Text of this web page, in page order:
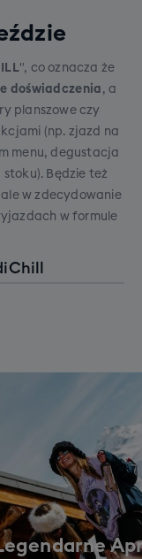
", co oznacza że
doświadczenia , a
planszowe czy
(np. zjazd na
menu, degustacja
Będzie też
w zdecydowanie
w formule